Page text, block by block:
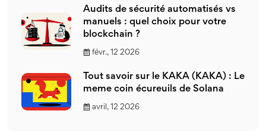
Audits de sécurité automatisés vs
manuels : quel choix pour votre
blockchain ?
févr., 12 2026
Tout savoir sur le KAKA (KAKA) : Le
meme coin écureuils de Solana
avril, 12 2026